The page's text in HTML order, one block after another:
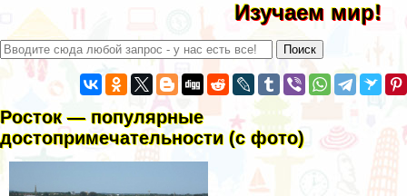
Изучаем мир!
Росток — популярные
достопримечательности (с фото)